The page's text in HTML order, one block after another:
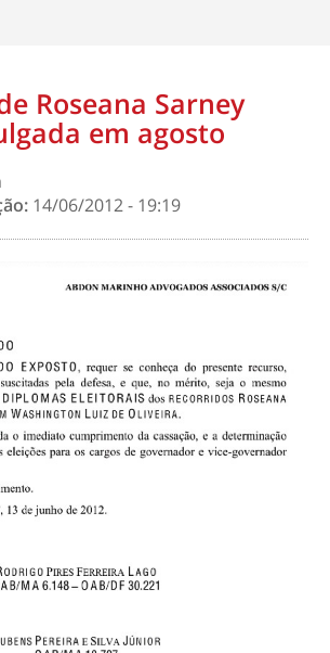
Roseana Sarney
em agosto
14/06/2012 - 19:19